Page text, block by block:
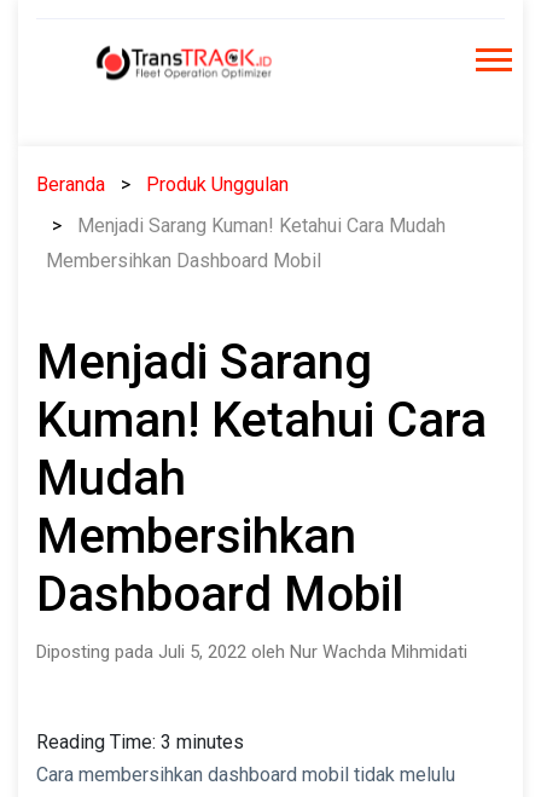
Beranda
Produk Unggulan
Menjadi Sarang Kuman! Ketahui Cara Mudah
Membersihkan Dashboard Mobil
Menjadi Sarang
Kuman! Ketahui Cara
Mudah
Membersihkan
Dashboard Mobil
Diposting pada Juli 5, 2022 oleh Nur Wachda Mihmidati
Reading Time: 3 minutes
Cara membersihkan dashboard mobil tidak melulu